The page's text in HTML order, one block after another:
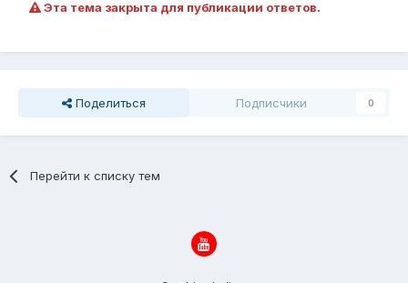
Эта тема закрыта для публикации ответов.
Поделиться Подписчики 0
Перейти к списку тем